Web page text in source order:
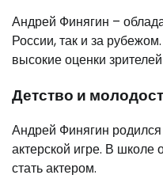
Андрей Финягин –
России, так и за
высокие оценки
Детство и
Андрей Финягин родился
актерской игре. В школе
стать актером.